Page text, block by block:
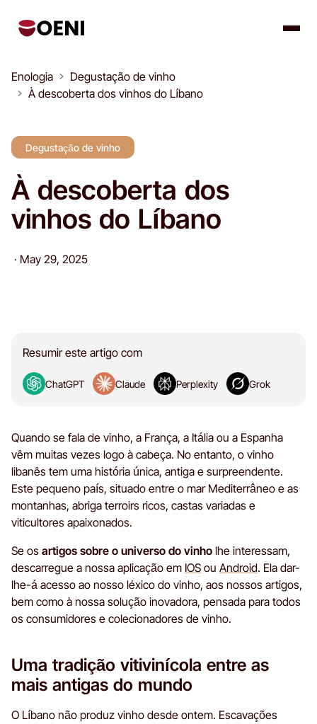
Enologia
Degustação de vinho
À descoberta dos vinhos do Líbano
Degustação de vinho
À descoberta dos
vinhos do Líbano
· May 29, 2025
Resumir este artigo com
ChatGPT Claude Perplexity Grok
Quando se fala de vinho, a França, a Itália ou a Espanha
vêm muitas vezes logo à cabeça. No entanto, o vinho
libanês tem uma história única, antiga e surpreendente.
Este pequeno país, situado entre o mar Mediterrâneo e as
montanhas, abriga terroirs ricos, castas variadas e
viticultores apaixonados.
Se os artigos sobre o universo do vinho lhe interessam,
descarregue a nossa aplicação em IOS ou Android. Ela dar-
lhe-á acesso ao nosso léxico do vinho, aos nossos artigos,
bem como à nossa solução inovadora, pensada para todos
os consumidores e colecionadores de vinho.
Uma tradição vitivinícola entre as
mais antigas do mundo
O Líbano não produz vinho desde ontem. Escavações